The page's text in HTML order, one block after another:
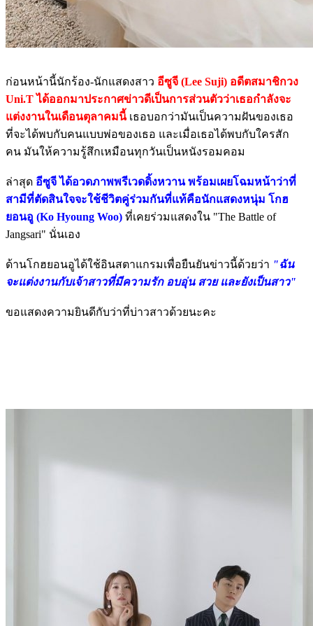
ก่อนหน้านี้นักร้อง-นักแสดงสาว อีซูจี (Lee Suji) อดีตสมาชิกวง
Uni.T ได้ออกมาประกาศข่าวดีเป็นการส่วนตัวว่าเธอกำลังจะ
แต่งงานในเดือนตุลาคมนี้ เธอบอกว่ามันเป็นความฝันของเธอ
ที่จะได้พบกับคนแบบพ่อของเธอ และเมื่อเธอได้พบกับใครสัก
คน มันให้ความรู้สึกเหมือนทุกวันเป็นหนังรอมคอม
ล่าสุด อีซูจี ได้อวดภาพพรีเวดดิ้งหวาน พร้อมเผยโฉมหน้าว่าที่
สามีที่ตัดสินใจจะใช้ชีวิตคู่ร่วมกันที่แท้คือนักแสดงหนุ่ม โกฮ
ยอนอู (Ko Hyoung Woo) ที่เคยร่วมแสดงใน "The Battle of
Jangsari" นั่นเอง
ด้านโกฮยอนอูได้ใช้อินสตาแกรมเพื่อยืนยันข่าวนี้ด้วยว่า "ฉัน
จะแต่งงานกับเจ้าสาวที่มีความรัก อบอุ่น สวย และยังเป็นสาว"
ขอแสดงความยินดีกับว่าที่บ่าวสาวด้วยนะคะ